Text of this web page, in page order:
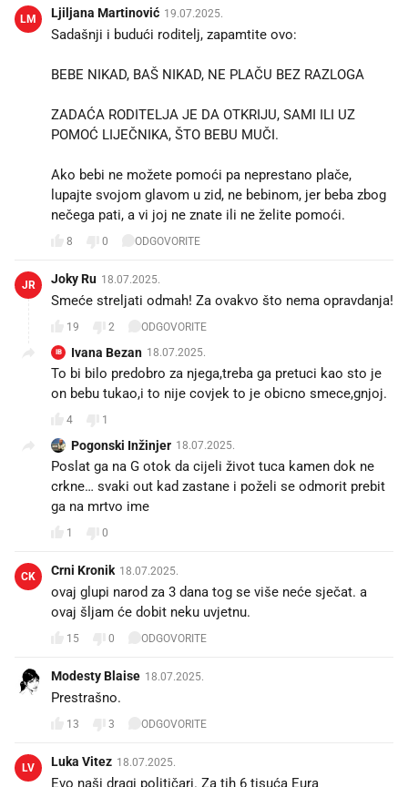
LM Ljiljana Martinović 19.07.2025.
Sadašnji i budući roditelj, zapamtite ovo:
BEBE NIKAD, BAŠ NIKAD, NE PLAČU BEZ RAZLOGA
ZADAĆA RODITELJA JE DA OTKRIJU, SAMI ILI UZ
POMOĆ LIJEČNIKA, ŠTO BEBU MUČI.
Ako bebi ne možete pomoći pa neprestano plače,
lupajte svojom glavom u zid, ne bebinom, jer beba zbog
nečega pati, a vi joj ne znate ili ne želite pomoći.
8 0 ODGOVORITE
JR Joky Ru 18.07.2025.
Smeće streljati odmah! Za ovakvo što nema opravdanja!
19 2 ODGOVORITE
IB Ivana Bezan 18.07.2025.
To bi bilo predobro za njega,treba ga pretuci kao sto je
on bebu tukao,i to nije covjek to je obicno smece,gnjoj.
4 1
Pogonski Inžinjer 18.07.2025.
Poslat ga na G otok da cijeli život tuca kamen dok ne
crkne… svaki out kad zastane i poželi se odmorit prebit
ga na mrtvo ime
1 0
CK Crni Kronik 18.07.2025.
ovaj glupi narod za 3 dana tog se više neće sječat. a
ovaj šljam će dobit neku uvjetnu.
15 0 ODGOVORITE
Modesty Blaise 18.07.2025.
Prestrašno.
13 3 ODGOVORITE
LV Luka Vitez 18.07.2025.
Evo naši dragi političari. Za tih 6 tisuća Eura